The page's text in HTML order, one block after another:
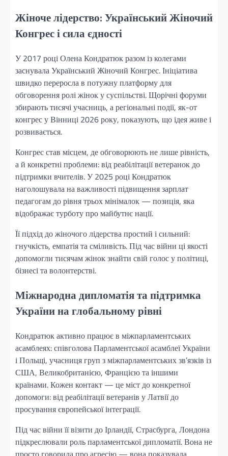
Жіноче лідерство: Український Жіночий
Конгрес і сила єдності
У 2017 році Олена Кондратюк разом із колегами
заснувала Український Жіночий Конгрес. Ініціатива
швидко переросла в потужну платформу для
обговорення ролі жінок у суспільстві. Щорічні форуми
збирають тисячі учасниць, а регіональні події, як-от
конгрес у Вінниці 2026 року, показують, що ідея живе і
розвивається.
Конгрес став місцем, де обговорюють не лише рівність,
а й конкретні проблеми: від реабілітації ветеранок до
підтримки вчителів. У 2025 році Кондратюк
наголошувала на важливості підвищення зарплат
педагогам до рівня трьох мінімалок — позиція, яка
відображає турботу про майбутнє нації.
Її підхід до жіночого лідерства простий і сильний:
гнучкість, емпатія та сміливість. Під час війни ці якості
допомогли тисячам жінок знайти свій голос у політиці,
бізнесі та волонтерстві.
Міжнародна дипломатія та підтримка
України на глобальному рівні
Кондратюк активно працює в міжпарламентських
асамблеях: співголова Парламентської асамблеї України
і Польщі, учасниця груп з міжпарламентських зв’язків із
США, Великобританією, Францією та іншими
країнами. Кожен контакт — це міст до конкретної
допомоги: від реабілітації ветеранів у Латвії до
просування європейської інтеграції.
Під час війни її візити до Ірландії, Страсбурга, Лондона
підкреслювали роль парламентської дипломатії. Вона не